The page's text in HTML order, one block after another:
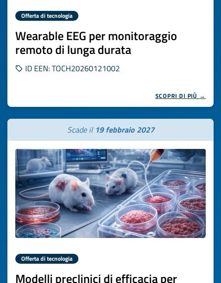
Offerta di tecnologia
Wearable EEG per monitoraggio
remoto di lunga durata
ID EEN: TOCH20260121002
SCOPRI DI PIÙ →
Scade il 19 febbraio 2027
Offerta di tecnologia
Modelli preclinici di efficacia per